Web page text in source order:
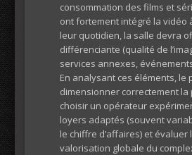
consommation des films et
ont fortement intégré la vidéo
leur quotidien, la salle devra
différenciante (qualité de
services annexes,
En analysant ces éléments, le
dimensionner correctement la
choisir un opérateur
loyers adaptés (souvent
le chiffre d’affaires) et évaluer
valorisation globale du